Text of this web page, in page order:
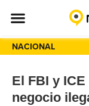
NACIONAL
El FBI y
negocio